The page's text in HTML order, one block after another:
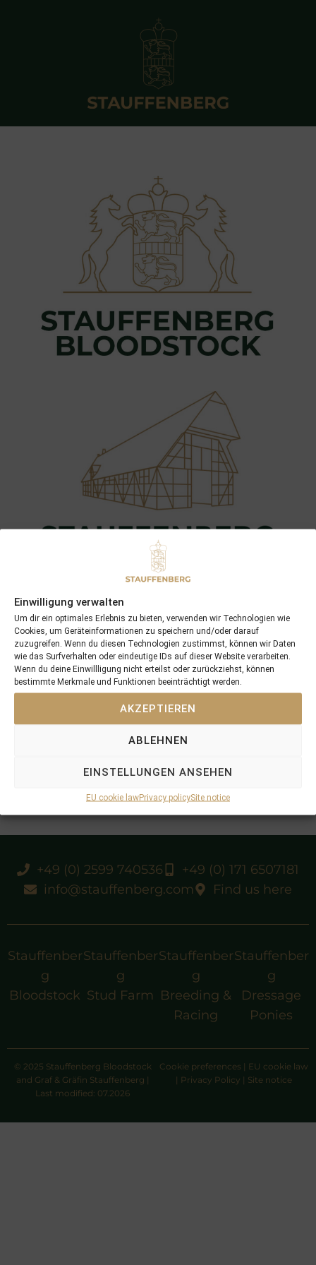
Einwilligung verwalten
Um dir ein optimales Erlebnis zu bieten, verwenden wir Technologien wie
Cookies, um Geräteinformationen zu speichern und/oder darauf
zuzugreifen. Wenn du diesen Technologien zustimmst, können wir Daten
wie das Surfverhalten oder eindeutige IDs auf dieser Website verarbeiten.
Wenn du deine Einwillligung nicht erteilst oder zurückziehst, können
bestimmte Merkmale und Funktionen beeinträchtigt werden.
AKZEPTIEREN
ABLEHNEN
EINSTELLUNGEN ANSEHEN
EU cookie lawPrivacy policySite notice
+49 (0) 2599 740536
+49 (0) 171 6507181
info@stauffenberg.com
Find us here
Stauffenber
g
Bloodstock
Stauffenber
g
Stud Farm
Stauffenber
g
Breeding &
Racing
Stauffenber
g
Dressage
Ponies
© 2025 Stauffenberg Bloodstock
and Graf & Gräfin Stauffenberg |
Last modified: 07.2026
Cookie preferences | EU cookie law
| Privacy Policy | Site notice